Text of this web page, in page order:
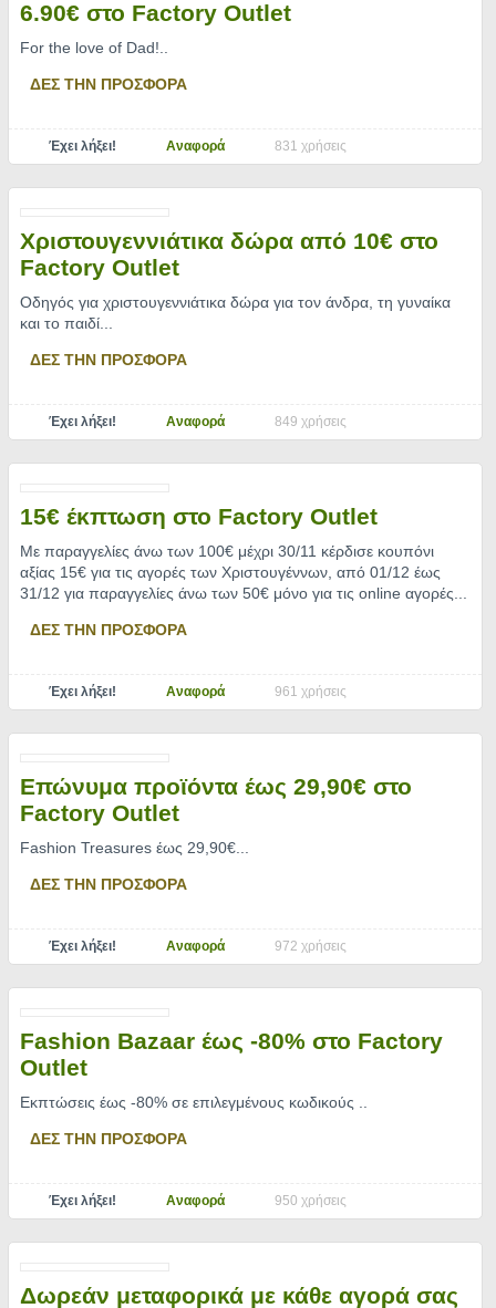
6.90€ στο Factory Outlet
For the love of Dad!
ΔΕΣ ΤΗΝ ΠΡΟΣΦΟΡΑ
Έχει λήξει! Αναφορά 831 χρήσεις
Χριστουγεννιάτικα δώρα από 10€ στο
Factory Outlet
Οδηγός για χριστουγεννιάτικα δώρα για τον άνδρα, τη γυναίκα
και το παιδί.
ΔΕΣ ΤΗΝ ΠΡΟΣΦΟΡΑ
Έχει λήξει! Αναφορά 849 χρήσεις
15€ έκπτωση στο Factory Outlet
Με παραγγελίες άνω των 100€ μέχρι 30/11 κέρδισε κουπόνι
αξίας 15€ για τις αγορές των Χριστουγέννων, από 01/12 έως
31/12 για παραγγελίες άνω των 50€ μόνο για τις online αγορές.
ΔΕΣ ΤΗΝ ΠΡΟΣΦΟΡΑ
Έχει λήξει! Αναφορά 961 χρήσεις
Επώνυμα προϊόντα έως 29,90€ στο
Factory Outlet
Fashion Treasures έως 29,90€.
ΔΕΣ ΤΗΝ ΠΡΟΣΦΟΡΑ
Έχει λήξει! Αναφορά 972 χρήσεις
Fashion Bazaar έως -80% στο Factory
Outlet
Εκπτώσεις έως -80% σε επιλεγμένους κωδικούς
ΔΕΣ ΤΗΝ ΠΡΟΣΦΟΡΑ
Έχει λήξει! Αναφορά 950 χρήσεις
Δωρεάν μεταφορικά με κάθε αγορά σας